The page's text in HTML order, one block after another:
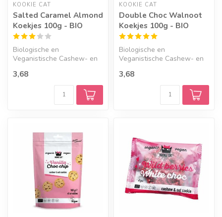
KOOKIE CAT
Salted Caramel Almond
Koekjes 100g - BIO
Biologische en
Veganistische Cashew- en
Caramel en Ama...
3,68
KOOKIE CAT
Double Choc Walnoot
Koekjes 100g - BIO
Biologische en
Veganistische Cashew- en
en walnoot in ...
3,68